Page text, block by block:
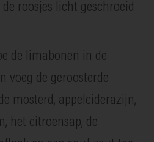
roosjes licht geschroeid
de limabonen in de
voeg de geroosterde
mosterd, appelciderazijn,
het citroensap, de